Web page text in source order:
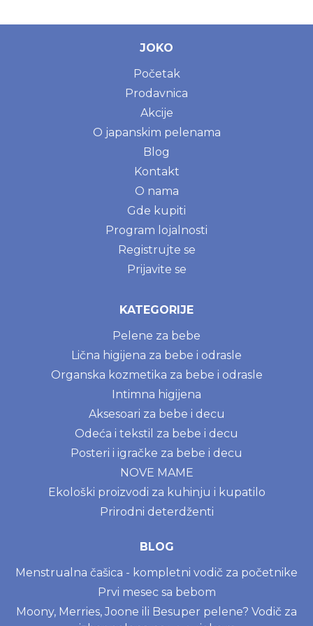
JOKO
Početak
Prodavnica
Akcije
O japanskim pelenama
Blog
Kontakt
O nama
Gde kupiti
Program lojalnosti
Registrujte se
Prijavite se
KATEGORIJE
Pelene za bebe
Lična higijena za bebe i odrasle
Organska kozmetika za bebe i odrasle
Intimna higijena
Aksesoari za bebe i decu
Odeća i tekstil za bebe i decu
Posteri i igračke za bebe i decu
NOVE MAME
Ekološki proizvodi za kuhinju i kupatilo
Prirodni deterdženti
BLOG
Menstrualna čašica - kompletni vodič za početnike
Prvi mesec sa bebom
Moony, Merries, Joone ili Besuper pelene? Vodič za